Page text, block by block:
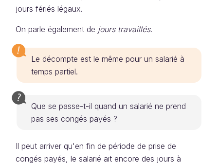
jours fériés légaux.
On parle également de jours travaillés.
Le décompte est le même pour un salarié à
temps partiel.
Que se passe-t-il quand un salarié ne prend
pas ses congés payés ?
Il peut arriver qu'en fin de période de prise de
congés payés, le salarié ait encore des jours à